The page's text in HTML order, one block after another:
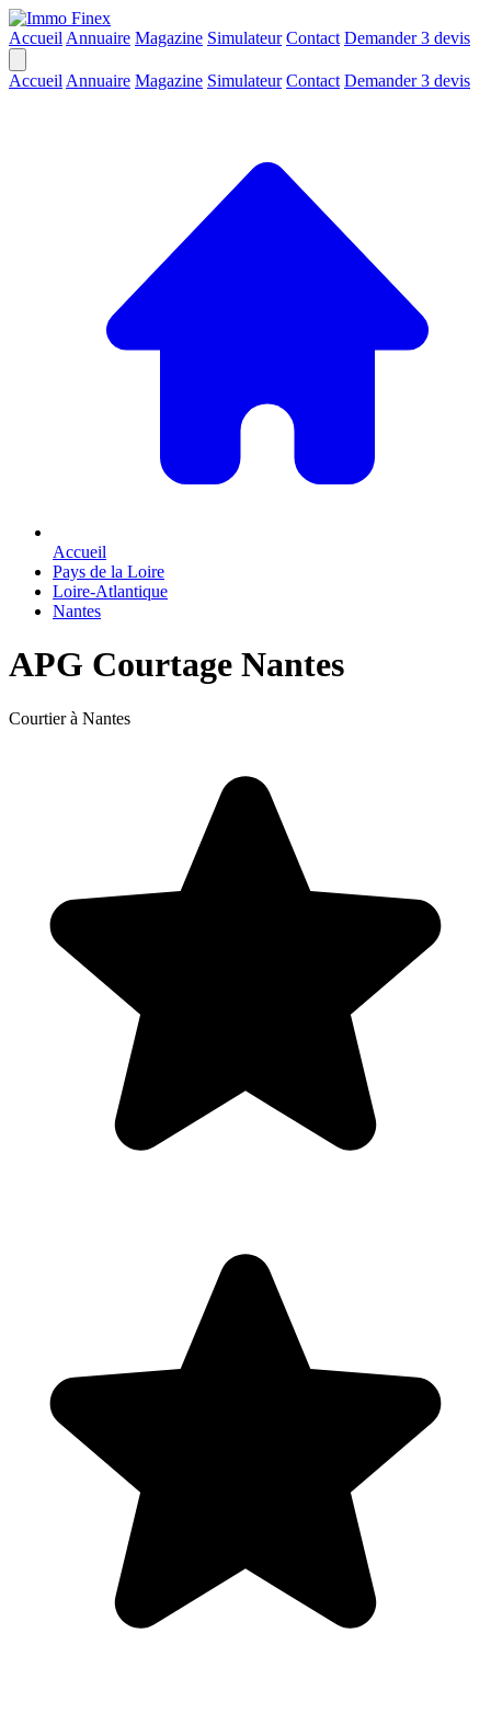
Accueil Annuaire Magazine Simulateur Contact Demander 3 devis
Accueil Annuaire Magazine Simulateur Contact Demander 3 devis
Accueil
Pays de la Loire
Loire-Atlantique
Nantes
APG Courtage Nantes
Courtier à Nantes